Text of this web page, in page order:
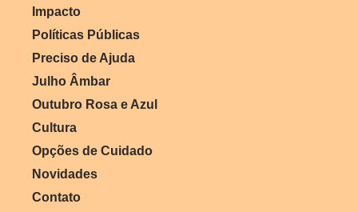
Impacto
Políticas Públicas
Preciso de Ajuda
Julho Âmbar
Outubro Rosa e Azul
Cultura
Opções de Cuidado
Novidades
Contato